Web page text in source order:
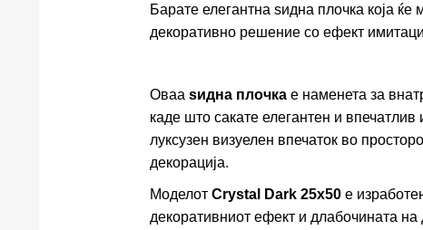
Барате елегантна ѕидна плочка која
декоративно решение со ефект
Оваа ѕидна плочкае наменета за
каде што сакате елегантен и
луксузен визуелен впечаток во
декорација.
Моделот Crystal Dark 25x50е
декоративниот ефект и длабочината на